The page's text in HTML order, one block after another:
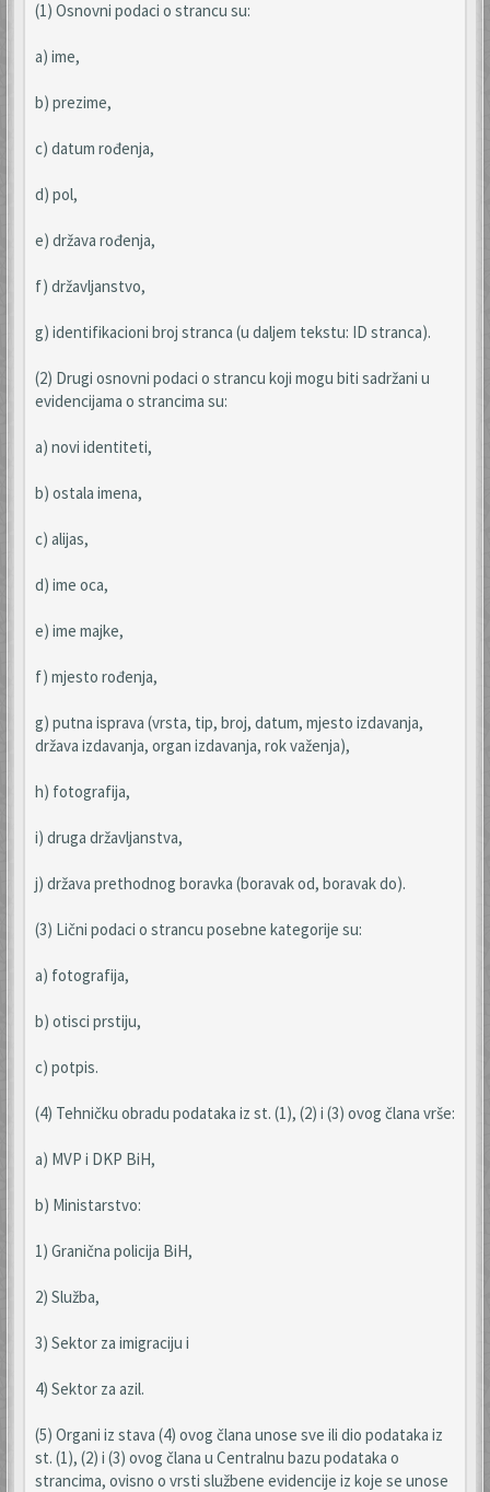
(1) Osnovni podaci o strancu su:
a) ime,
b) prezime,
c) datum rođenja,
d) pol,
e) država rođenja,
f) državljanstvo,
g) identifikacioni broj stranca (u daljem tekstu: ID stranca).
(2) Drugi osnovni podaci o strancu koji mogu biti sadržani u
evidencijama o strancima su:
a) novi identiteti,
b) ostala imena,
c) alijas,
d) ime oca,
e) ime majke,
f) mjesto rođenja,
g) putna isprava (vrsta, tip, broj, datum, mjesto izdavanja,
država izdavanja, organ izdavanja, rok važenja),
h) fotografija,
i) druga državljanstva,
j) država prethodnog boravka (boravak od, boravak do).
(3) Lični podaci o strancu posebne kategorije su:
a) fotografija,
b) otisci prstiju,
c) potpis.
(4) Tehničku obradu podataka iz st. (1), (2) i (3) ovog člana vrše:
a) MVP i DKP BiH,
b) Ministarstvo:
1) Granična policija BiH,
2) Služba,
3) Sektor za imigraciju i
4) Sektor za azil.
(5) Organi iz stava (4) ovog člana unose sve ili dio podataka iz
st. (1), (2) i (3) ovog člana u Centralnu bazu podataka o
strancima, ovisno o vrsti službene evidencije iz koje se unose